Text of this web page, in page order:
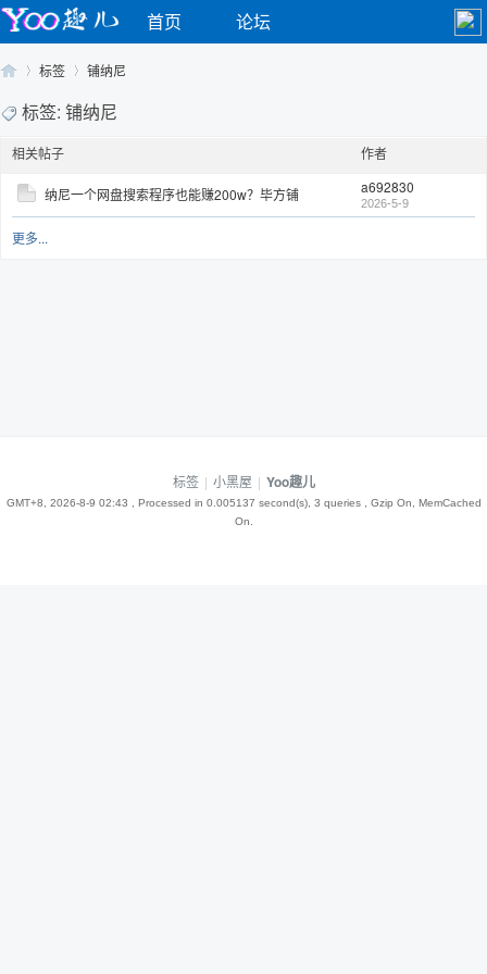
首页 论坛
Yo›
标签 铺纳尼
标签: 铺纳尼
相关帖子 作者
纳尼一个网盘搜索程序也能赚200w？毕方铺 a692830
2026-5-9
更多...
标签 | 小黑屋 | Yoo趣儿
GMT+8, 2026-8-9 02:43 , Processed in 0.005137 second(s), 3 queries , Gzip On, MemCached
On.